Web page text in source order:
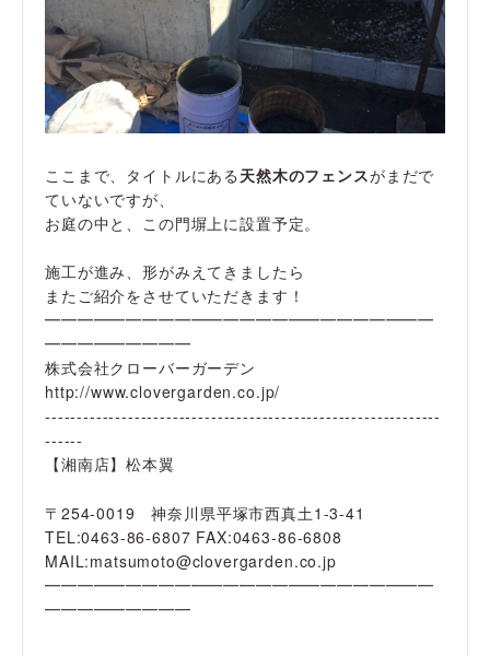
ここまで、タイトルにある 天然木のフェンスがまだで
ていないですが、
お庭の中と、この門塀上に設置予定。
施工が進み、形がみえてきましたら
またご紹介をさせていただきます！
━━━━━━━━━━━━━━━━━━━━━━━━
━━━━━━━━━
株式会社クローバーガーデン
http://www.clovergarden.co.jp/
--------------------------------------------------------------
------
【湘南店】松本翼
〒254-0019 神奈川県平塚市西真土1-3-41
TEL:0463-86-6807 FAX:0463-86-6808
MAIL:matsumoto@clovergarden.co.jp
━━━━━━━━━━━━━━━━━━━━━━━━
━━━━━━━━━